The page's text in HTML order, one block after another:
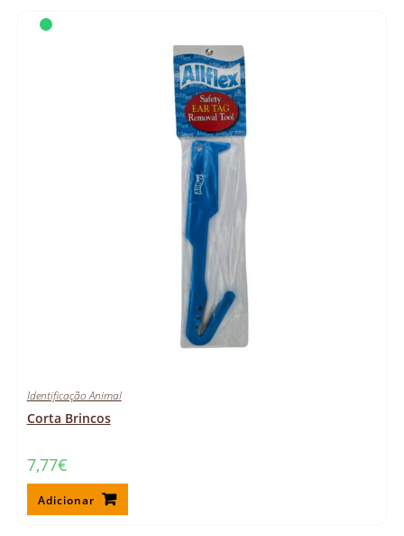
Identificação Animal
Corta Brincos
7,77€
Adicionar